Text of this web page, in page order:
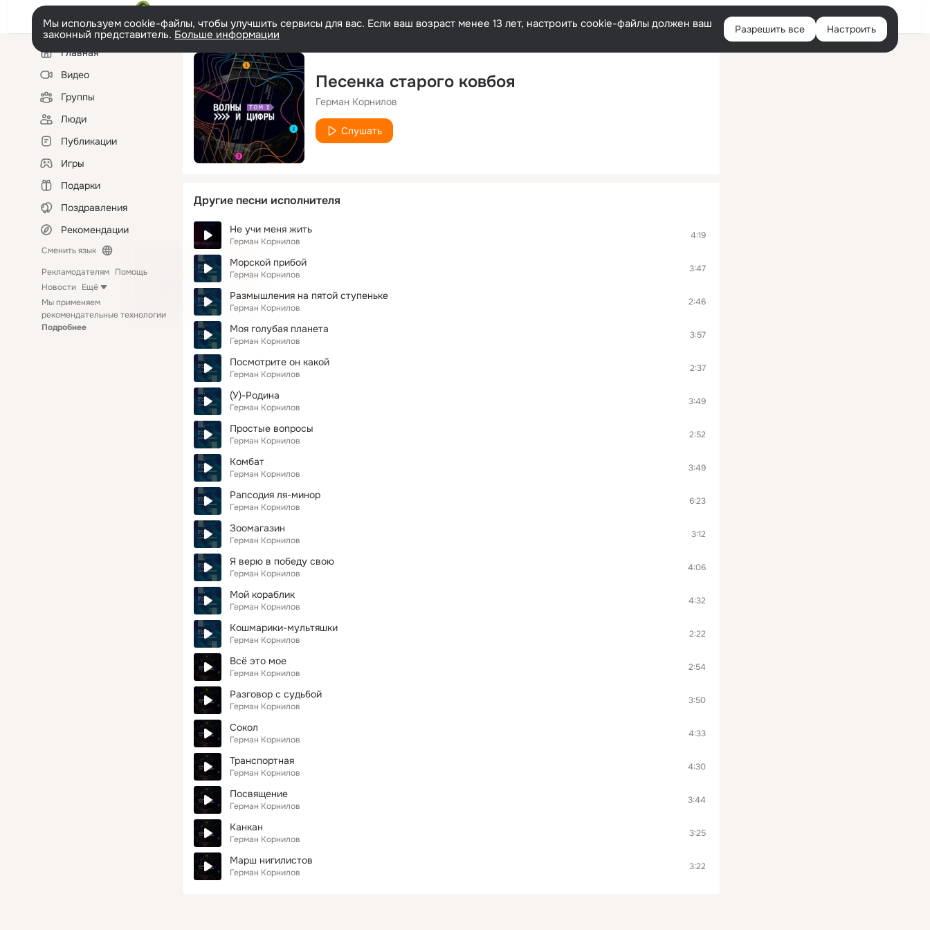
Войти
Мы используем cookie-файлы, чтобы улучшить сервисы для вас. Если ваш возраст менее 13 лет, настроить cookie-файлы должен ваш
законный представитель. Больше информации Разрешить все Настроить
Левая
колонкаГлавная
Видео
Группы
Люди
Публикации
Игры
Подарки
Поздравления
Рекомендации
Сменить язык
Рекламодателям Помощь
Новости Ещё
Мы применяем
рекомендательные технологии
Подробнее
Песенка старого ковбоя
Герман Корнилов
Слушать
Другие песни исполнителя
Не учи меня жить
Герман Корнилов
4:19
Морской прибой
Герман Корнилов
3:47
Размышления на пятой ступеньке
Герман Корнилов
2:46
Моя голубая планета
Герман Корнилов
3:57
Посмотрите он какой
Герман Корнилов
2:37
(У)-Родина
Герман Корнилов
3:49
Простые вопросы
Герман Корнилов
2:52
Комбат
Герман Корнилов
3:49
Рапсодия ля-минор
Герман Корнилов
6:23
Зоомагазин
Герман Корнилов
3:12
Я верю в победу свою
Герман Корнилов
4:06
Мой кораблик
Герман Корнилов
4:32
Кошмарики-мультяшки
Герман Корнилов
2:22
Всё это мое
Герман Корнилов
2:54
Разговор с судьбой
Герман Корнилов
3:50
Сокол
Герман Корнилов
4:33
Транспортная
Герман Корнилов
4:30
Посвящение
Герман Корнилов
3:44
Канкан
Герман Корнилов
3:25
Марш нигилистов
Герман Корнилов
3:22